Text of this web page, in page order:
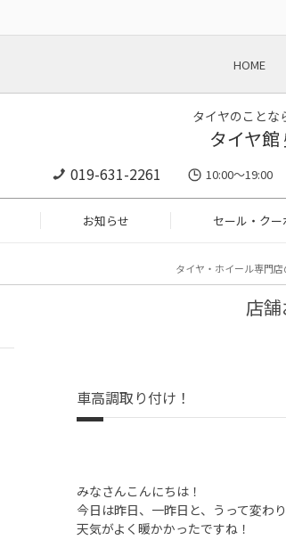
HOME
タイヤのことな
タイヤ
019-631-2261 10:00～19:00
お知らせ セール・ク
タイヤ・ホイール専門
店
車高調取り付け！
みなさんこんにちは！
今日は昨日、一昨日と、うって変わり
天気がよく暖かかったですね！